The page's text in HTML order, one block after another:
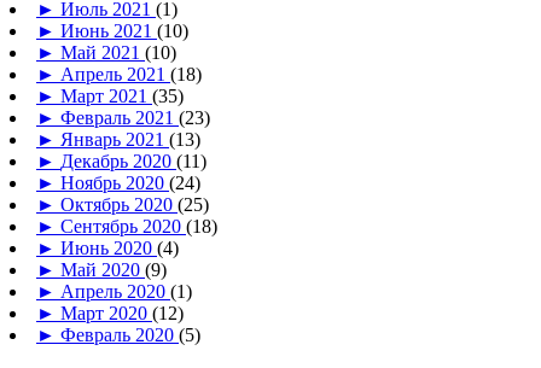
► Июль 2021 (1)
► Июнь 2021 (10)
► Май 2021 (10)
► Апрель 2021 (18)
► Март 2021 (35)
► Февраль 2021 (23)
► Январь 2021 (13)
► Декабрь 2020 (11)
► Ноябрь 2020 (24)
► Октябрь 2020 (25)
► Сентябрь 2020 (18)
► Июнь 2020 (4)
► Май 2020 (9)
► Апрель 2020 (1)
► Март 2020 (12)
► Февраль 2020 (5)